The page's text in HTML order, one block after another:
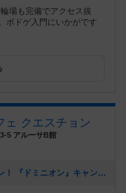
場も完備でアクセス抜
ボドゲ入門にいかがです
ェ クエスチョン
5 アルーサB館
[NEW] 【イベント】プレイ・ホビージャパン！ 『ドミニオン』キャンペーン開催！（11/4 追記アリ）（2024年10月24日 21時41分）